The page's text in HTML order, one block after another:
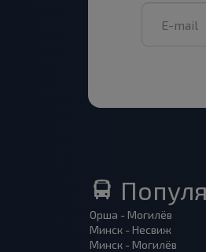
Орша - Могилёв
Минск - Несвиж
Минск - Могилёв